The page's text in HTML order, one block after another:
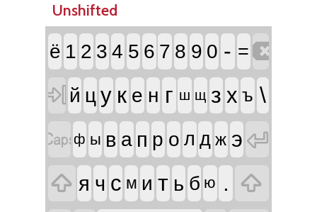
Unshifted
ё 1 2 3 4 5 6 7 8 9 0 - =
 й ц у к е н г ш щ з х ъ \
ф ы в а п р о л д ж э 
 я ч с м и т ь б ю . 